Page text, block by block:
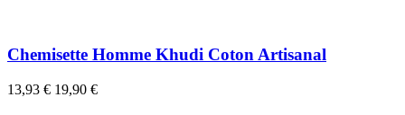
Chemisette Homme Khudi Coton Artisanal
13,93 € 19,90 €